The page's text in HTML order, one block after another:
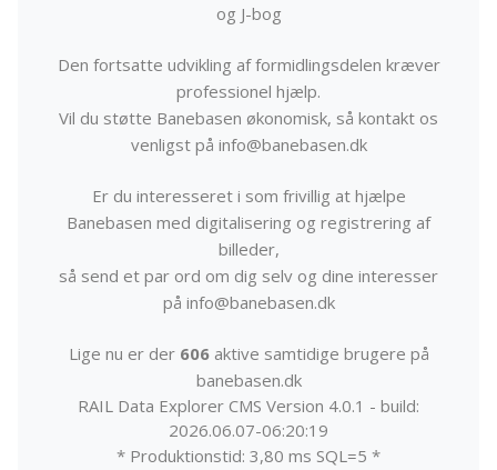
og J-bog
Den fortsatte udvikling af formidlingsdelen kræver
professionel hjælp.
Vil du støtte Banebasen økonomisk, så kontakt os
venligst på info@banebasen.dk
Er du interesseret i som frivillig at hjælpe
Banebasen med digitalisering og registrering af
billeder,
så send et par ord om dig selv og dine interesser
på info@banebasen.dk
Lige nu er der 606aktive samtidige brugere på
banebasen.dk
RAIL Data Explorer CMS Version 4.0.1 - build:
2026.06.07-06:20:19
* Produktionstid: 3,80 ms SQL=5 *